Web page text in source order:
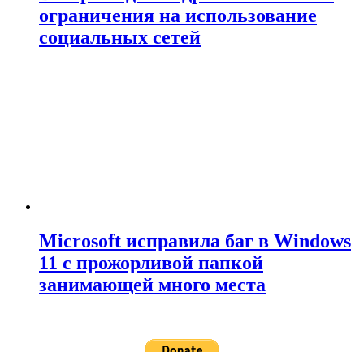
ограничения на использование
социальных сетей
Microsoft исправила баг в Windows
11 с прожорливой папкой
занимающей много места